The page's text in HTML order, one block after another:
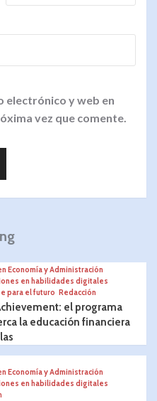
electrónico y web en
vez que comente.
Economía y Administración
en habilidades digitales
para el futuro Redacción
el programa
la educación financiera
Economía y Administración
en habilidades digitales